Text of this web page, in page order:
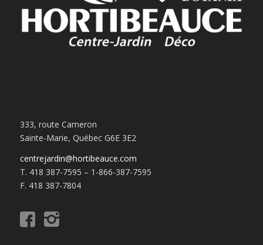
333, route Cameron
Sainte-Marie, Québec G6E 3E2
centrejardin@hortibeauce.com
T. 418 387-7595 – 1-866-387-7595
F. 418 387-7804